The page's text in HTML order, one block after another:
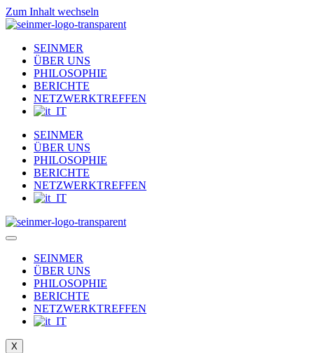
Zum Inhalt wechseln
SEINMER
ÜBER UNS
PHILOSOPHIE
BERICHTE
NETZWERKTREFFEN
SEINMER
ÜBER UNS
PHILOSOPHIE
BERICHTE
NETZWERKTREFFEN
SEINMER
ÜBER UNS
PHILOSOPHIE
BERICHTE
NETZWERKTREFFEN
X